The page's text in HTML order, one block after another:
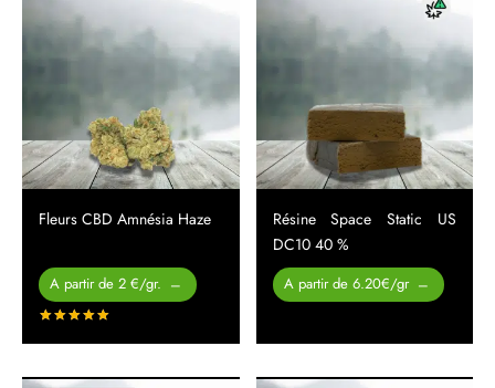
Fleurs CBD Amnésia Haze
A partir de 2 €/gr. –
Plage de
prix :
200.00 €
Résine Space Static US
DC10 40 %
A partir de 6.20€/gr –
Plage de
prix :
à